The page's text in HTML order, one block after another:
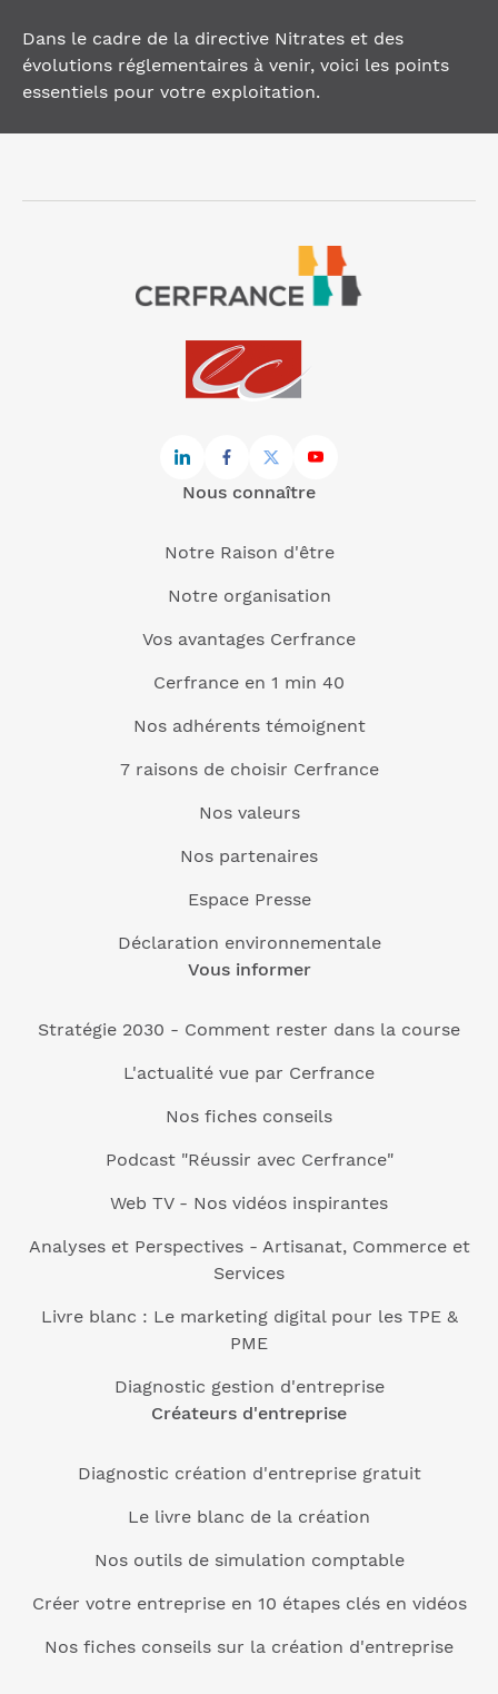
Dans le cadre de la directive Nitrates et des
évolutions réglementaires à venir, voici les points
essentiels pour votre exploitation.
Nous connaître
Notre Raison d'être
Notre organisation
Vos avantages Cerfrance
Cerfrance en 1 min 40
Nos adhérents témoignent
7 raisons de choisir Cerfrance
Nos valeurs
Nos partenaires
Espace Presse
Déclaration environnementale
Vous informer
Stratégie 2030 - Comment rester dans la course
L'actualité vue par Cerfrance
Nos fiches conseils
Podcast "Réussir avec Cerfrance"
Web TV - Nos vidéos inspirantes
Analyses et Perspectives - Artisanat, Commerce et
Services
Livre blanc : Le marketing digital pour les TPE &
PME
Diagnostic gestion d'entreprise
Créateurs d'entreprise
Diagnostic création d'entreprise gratuit
Le livre blanc de la création
Nos outils de simulation comptable
Créer votre entreprise en 10 étapes clés en vidéos
Nos fiches conseils sur la création d'entreprise